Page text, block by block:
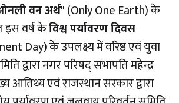
वन अर्थ"(Only One Earth) के
इस वर्ष केविश्व पर्यावरण दिवस
Day) के उपलक्ष्य में वरिष्ठ एवं युवा
द्वारा नगर परिषद् सभापति महेन्द्र
आतिथ्य एवं राजस्थान सरकार द्वारा